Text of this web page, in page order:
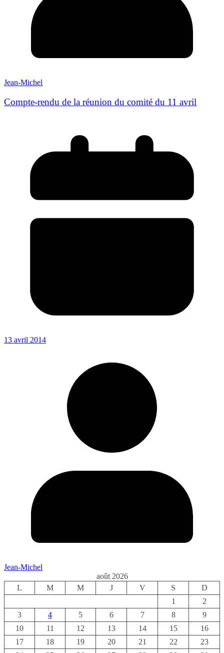
Jean-Michel
Compte-rendu de la réunion du comité du 11 avril
13 avril 2014
Jean-Michel
août 2026
L
M M J V S
D
1
2
3
4 5 6 7 8
9
10
11 12 13 14 15
16
17
18 19 20 21 22
23